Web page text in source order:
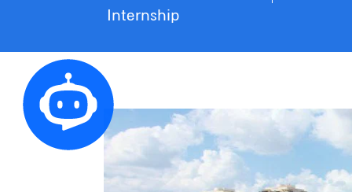
Internship